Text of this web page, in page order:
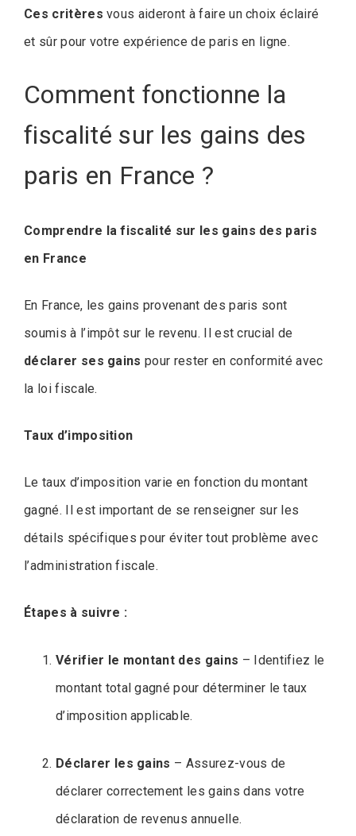
Ces critères vous aideront à faire un choix éclairé
et sûr pour votre expérience de paris en ligne.
Comment fonctionne la
fiscalité sur les gains des
paris en France ?
Comprendre la fiscalité sur les gains des paris
en France
En France, les gains provenant des paris sont
soumis à l’impôt sur le revenu. Il est crucial de
déclarer ses gains pour rester en conformité avec
la loi fiscale.
Taux d’imposition
Le taux d’imposition varie en fonction du montant
gagné. Il est important de se renseigner sur les
détails spécifiques pour éviter tout problème avec
l’administration fiscale.
Étapes à suivre :
Vérifier le montant des gains – Identifiez le
montant total gagné pour déterminer le taux
d’imposition applicable.
Déclarer les gains – Assurez-vous de
déclarer correctement les gains dans votre
déclaration de revenus annuelle.